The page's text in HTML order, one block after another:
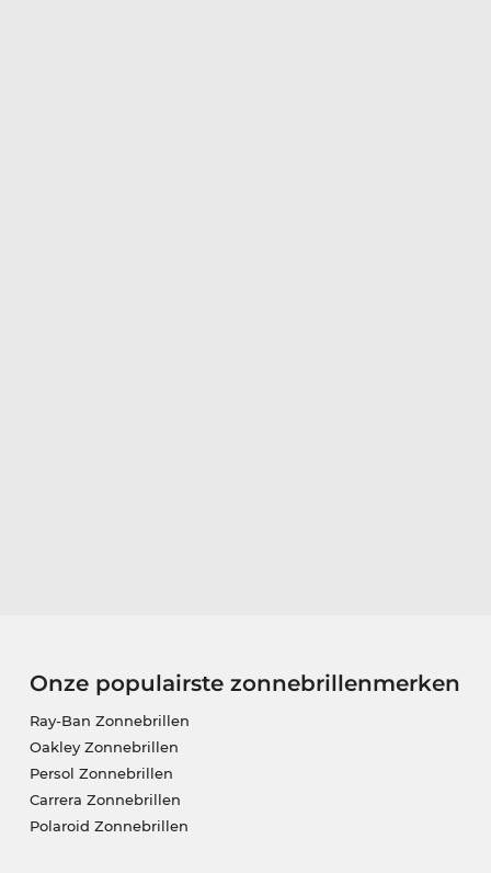
Onze populairste zonnebrillenmerken
Ray-Ban Zonnebrillen
Oakley Zonnebrillen
Persol Zonnebrillen
Carrera Zonnebrillen
Polaroid Zonnebrillen